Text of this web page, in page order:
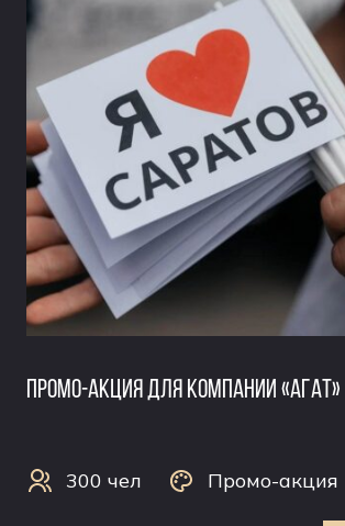
ПРОМО-АКЦИЯ ДЛЯ КОМПАНИИ «АГАТ»
300 чел Промо-акция